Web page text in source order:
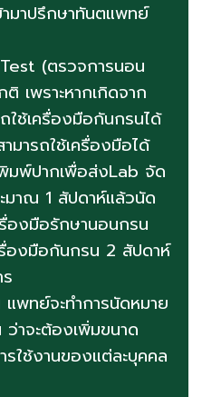
ามาปรึกษาทันตแพทย์
(ตรวจการนอน
เพราะหากเกิดจาก
ถใช้เครื่องมือกันกรนได้
มารถใช้เครื่องมือได้
มพ์ปากเพื่อส่งLab จัด
ะมาณ 1 สัปดาห์แล้วนัด
องมือรักษานอนกรน
องมือกันกรน 2 สัปดาห์
พทย์จะทำการนัดหมาย
าจะต้องเพิ่มขนาด
รใช้งานของแต่ละบุคคล